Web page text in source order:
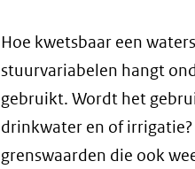
Hoe kwetsbaar een
stuurvariabelen hangt
gebruikt. Wordt het
drinkwater en of
grenswaarden die ook